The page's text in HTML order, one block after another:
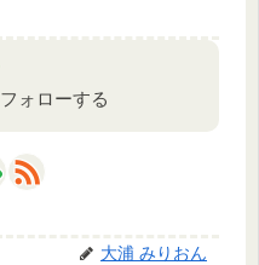
ォローする
大浦 みりおん